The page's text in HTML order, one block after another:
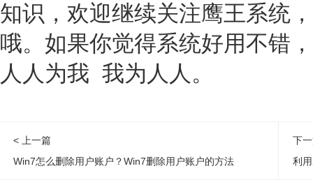
知识，欢迎继续关注鹰王系统
哦。如果你觉得系统好用不错
人人为我 我为人人。
< 上一篇
Win7怎么删除用户账户？Win7删除用户账户的方法
下
利